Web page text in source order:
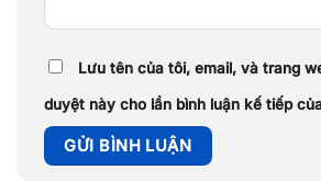
Lưu tên của tôi, email, và trang
duyệt này cho lần bình luận kế tiếp